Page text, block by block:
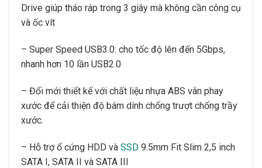
Drive giúp tháo ráp trong 3 giây mà không cần công cụ
và ốc vít
– Super Speed USB3.0: cho tốc độ lên đến 5Gbps,
nhanh hơn 10 lần USB2.0
– Đổi mới thiết kế với chất liệu nhựa ABS vân phay
xước để cải thiện độ bám dính chống trượt chống trầy
xước.
– Hỗ trợ ổ cứng HDD và SSD 9.5mm Fit Slim 2,5 inch
SATA I, SATA II và SATA III